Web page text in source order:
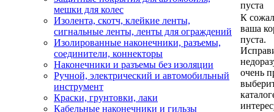
мешки для колес
Изолента, скотч, клейкие ленты,
сигнальные ленты, ленты для ограждений
Изолированные наконечники, разъемы,
соединители, коннекторы
Наконечники и разъемы без изоляции
Ручной, электрический и автомобильный
инструмент
Краски, грунтовки, лаки
Кабельные наконечники и гильзы
пуста
К
ваша
пуста.
очень